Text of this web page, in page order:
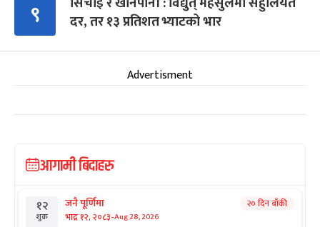
९
दर, तर १३ प्रतिशत भ्याटको भार
Advertisment
आगामी बिदाहरु
१२
शुक्र
जनै पूर्णिमा
भाद्र १२, २०८३-Aug 28, 2026
२० दिन बाँकी